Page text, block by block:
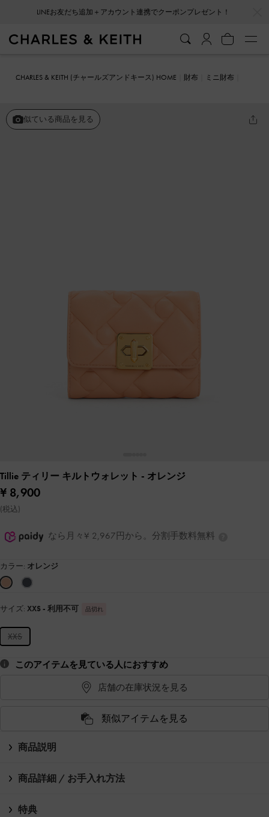
LINEお友だち追加＋アカウント連携でクーポンプレゼント！
CHARLES & KEITH (チャールズアンドキース) HOME 財布
ミニ財布
似ている商品を見る
Tillie ティリー キルトウォレット - オレンジ
¥ 8,900
(税込)
なら月々¥ 2,967円から。分割手数料無料
カラー: オレンジ
サイズ: XXS - 利用不可 品切れ
XXS
このアイテムを見ている人におすすめ
店舗の在庫状況を見る
類似アイテムを見る
商品説明
商品詳細 / お手入れ方法
特典